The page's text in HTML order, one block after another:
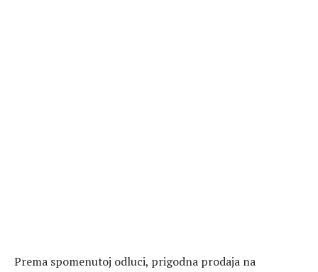
Prema spomenutoj odluci, prigodna prodaja na